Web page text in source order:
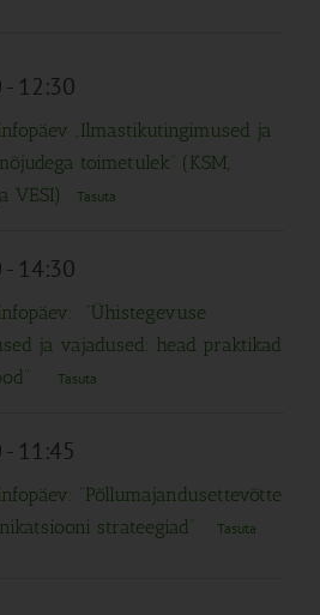
- 12:30
„Ilmastikutingimused ja
toimetulek” (KSM,
VESI)
Tasuta
- 14:30
“Ühistegevuse
ja vajadused: head praktikad
Tasuta
- 11:45
“Põllumajandusettevõtte
strateegiad”
Tasuta